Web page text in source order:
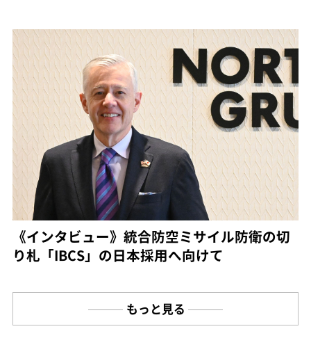
《インタビュー》統合防空ミサイル防衛の切
り札「IBCS」の日本採用へ向けて
もっと見る